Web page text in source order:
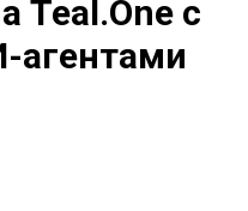
Teal.One с
агентами